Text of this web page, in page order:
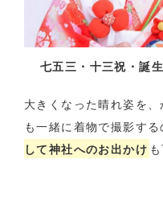
七五三・十三祝・誕
大きくなった晴れ姿を
も一緒に着物で撮影する
して神社へのお出かけ